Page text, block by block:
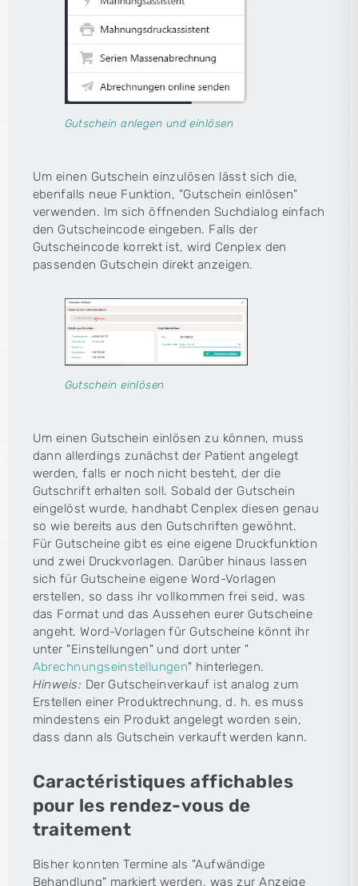
Gutschein anlegen und einlösen
Um einen Gutschein einzulösen lässt sich die,
ebenfalls neue Funktion, "Gutschein einlösen"
verwenden. Im sich öffnenden Suchdialog einfach
den Gutscheincode eingeben. Falls der
Gutscheincode korrekt ist, wird Cenplex den
passenden Gutschein direkt anzeigen.
Gutschein einlösen
Um einen Gutschein einlösen zu können, muss
dann allerdings zunächst der Patient angelegt
werden, falls er noch nicht besteht, der die
Gutschrift erhalten soll. Sobald der Gutschein
eingelöst wurde, handhabt Cenplex diesen genau
so wie bereits aus den Gutschriften gewöhnt.
Für Gutscheine gibt es eine eigene Druckfunktion
und zwei Druckvorlagen. Darüber hinaus lassen
sich für Gutscheine eigene Word-Vorlagen
erstellen, so dass ihr vollkommen frei seid, was
das Format und das Aussehen eurer Gutscheine
angeht. Word-Vorlagen für Gutscheine könnt ihr
unter "Einstellungen" und dort unter "
Abrechnungseinstellungen" hinterlegen.
Hinweis: Der Gutscheinverkauf ist analog zum
Erstellen einer Produktrechnung, d. h. es muss
mindestens ein Produkt angelegt worden sein,
dass dann als Gutschein verkauft werden kann.
Caractéristiques affichables
pour les rendez-vous de
traitement
Bisher konnten Termine als "Aufwändige
Behandlung" markiert werden, was zur Anzeige